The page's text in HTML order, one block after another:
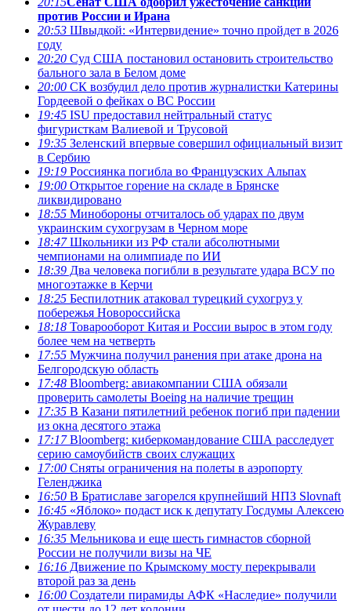
против России и Ирана
20:53 Швыдкой: «Интервидение» точно пройдет в 2026
году
20:20 Суд США постановил остановить строительство
бального зала в Белом доме
20:00 СК возбудил дело против журналистки Катерины
Гордеевой о фейках о ВС России
19:45 ISU предоставил нейтральный статус
фигуристкам Валиевой и Трусовой
19:35 Зеленский впервые совершил официальный визит
в Сербию
19:19 Россиянка погибла во Французских Альпах
19:00 Открытое горение на складе в Брянске
ликвидировано
18:55 Минобороны отчиталось об ударах по двум
украинским сухогрузам в Черном море
18:47Школьники из РФ стали абсолютными
чемпионами на олимпиаде по ИИ
18:39 Два человека погибли в результате удара ВСУ по
многоэтажке в Керчи
18:25 Беспилотник атаковал турецкий сухогруз у
побережья Новороссийска
18:18 Товарооборот Китая и России вырос в этом году
более чем на четверть
17:55 Мужчина получил ранения при атаке дрона на
Белгородскую область
17:48 Bloomberg: авиакомпании США обязали
проверить самолеты Boeing на наличие трещин
17:35 В Казани пятилетний ребенок погиб при падении
из окна десятого этажа
17:17Bloomberg: киберкомандование США расследует
серию самоубийств своих служащих
17:00 Сняты ограничения на полеты в аэропорту
Геленджика
16:50 В Братиславе загорелся крупнейший НПЗ Slovnaft
16:45 «Яблоко» подаст иск к депутату Госдумы Алексею
Журавлеву
16:35 Мельникова и еще шесть гимнастов сборной
России не получили визы на ЧЕ
16:16 Движение по Крымскому мосту перекрывали
второй раз за день
16:00 Создатели пирамиды АФК «Наследие» получили